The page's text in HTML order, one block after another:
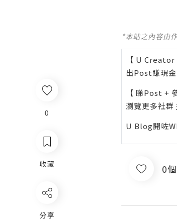
0
收藏
分享
*本站之內容由
【 U Creator
出Post賺現
【 睇Post +
瀏覽更多社群
U Blog開咗
0